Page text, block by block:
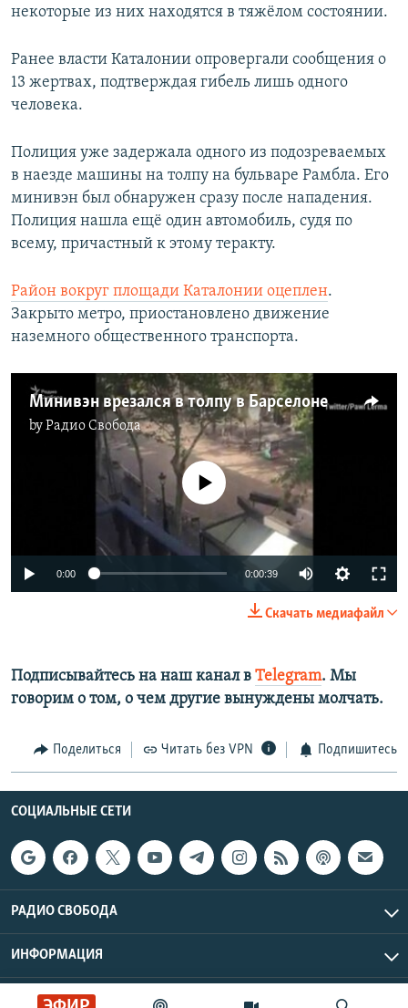
некоторые из них находятся в тяжёлом состоянии.
Ранее власти Каталонии опровергали сообщения о
13 жертвах, подтверждая гибель лишь одного
человека.
Полиция уже задержала одного из подозреваемых
в наезде машины на толпу на бульваре Рамбла. Его
минивэн был обнаружен сразу после нападения.
Полиция нашла ещё один автомобиль, судя по
всему, причастный к этому теракту.
Район вокруг площади Каталонии оцеплен.
Закрыто метро, приостановлено движение
наземного общественного транспорта.
Минивэн врезался в толпу в Барселоне
byРадио Свобода
No media source currently available
0:00 0:00:39
Скачать медиафайл
Подписывайтесь на наш канал в Telegram. Мы
говорим о том, о чем другие вынуждены молчать.
Поделиться Читать без VPN Подпишитесь
СОЦИАЛЬНЫЕ СЕТИ
РАДИО СВОБОДА
ИНФОРМАЦИЯ
Радио Свобода © 2026 RFE/RL, Inc. | Все права защищены.